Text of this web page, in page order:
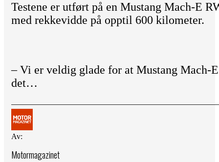
Testene er utført på en Mustang Mach-E
med rekkevidde på opptil 600 kilometer.
– Vi er veldig glade for at Mustang Mach-
det…
Av:
Motormagazinet